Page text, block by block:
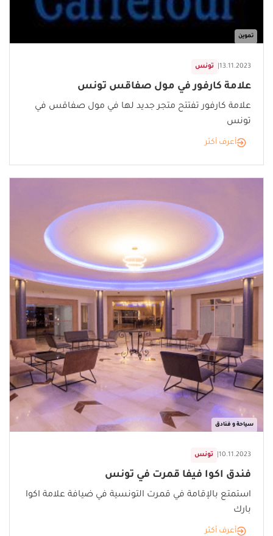
تموين
تونس 13.11.2023
علامة كارفور في مول صفاقس تونس
علامة كارفور تفتتح متجر جديد لها في مول صفاقس في
تونس
أعرف أكثر
سياحة و فنادق
تونس 10.11.2023
فندق اكوا فيفا قمرت في تونس
استمتع بالإقامة في قمرت التونسية في ضيافة علامة اكوا
بارك
أعرف أكثر